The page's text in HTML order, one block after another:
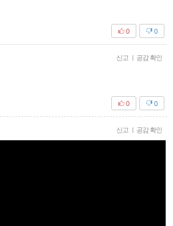
0
0
신고 | 공감 확인
0
0
신고 | 공감 확인